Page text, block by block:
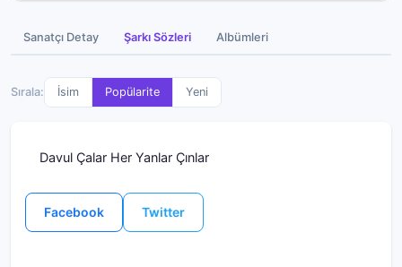
Sanatçı Detay Şarkı Sözleri Albümleri
Sırala: İsim Popülarite Yeni
Davul Çalar Her Yanlar Çınlar
Facebook Twitter